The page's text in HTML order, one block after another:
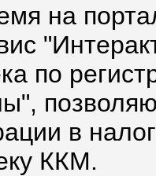
на
по
в
ККМ.